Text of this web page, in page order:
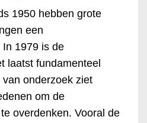
1950 hebben grote
een
1979 is de
laatst fundamenteel
onderzoek ziet
om de
overdenken. Vooral de